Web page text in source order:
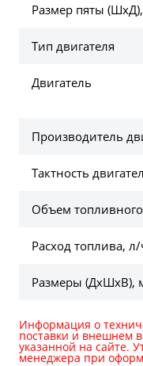
Размер пяты
Тип двигателя
Двигатель
Производитель
Тактность
Объем
Расход топлива, л/
Размеры (ДхШхВ),
Информация о
поставки и внешнем
указанной на сайте.
менеджера при